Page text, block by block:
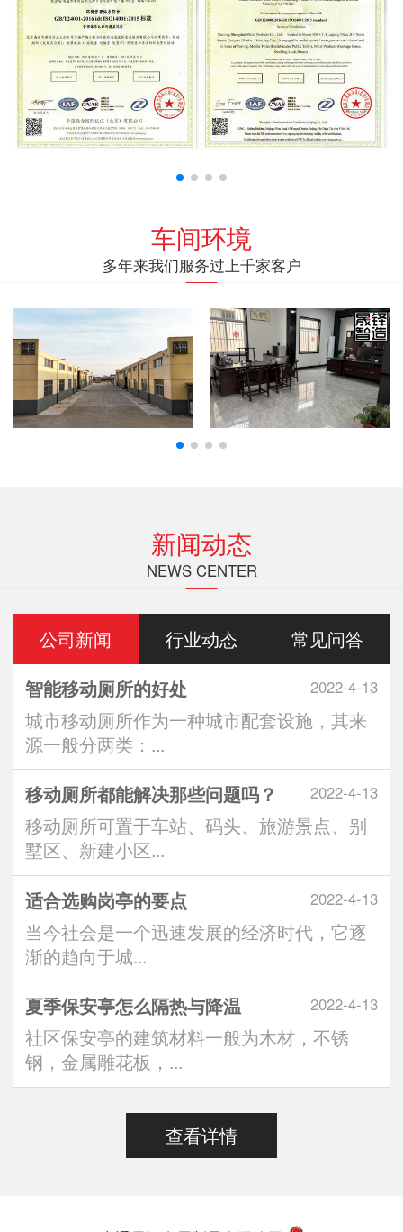
车间环境
多年来我们服务过上千家客户
新闻动态
NEWS CENTER
公司新闻 行业动态 常见问答
2022-4-13
智能移动厕所的好处
城市移动厕所作为一种城市配套设施，其来
源一般分两类：...
2022-4-13
移动厕所都能解决那些问题吗？
移动厕所可置于车站、码头、旅游景点、别
墅区、新建小区...
2022-4-13
适合选购岗亭的要点
当今社会是一个迅速发展的经济时代，它逐
渐的趋向于城...
2022-4-13
夏季保安亭怎么隔热与降温
社区保安亭的建筑材料一般为木材，不锈
钢，金属雕花板，...
查看详情